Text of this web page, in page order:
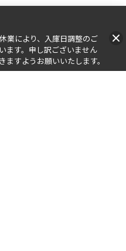
業により、入庫日調整のご
ます。申し訳ございません
すようお願いいたします。​​